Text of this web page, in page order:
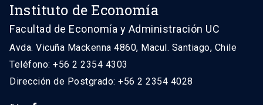
Instituto de Economía
Facultad de Economía y Administración UC
Avda. Vicuña Mackenna 4860, Macul. Santiago, Chile
Teléfono: +56 2 2354 4303
Dirección de Postgrado: +56 2 2354 4028